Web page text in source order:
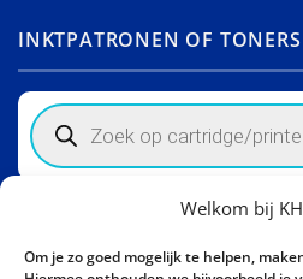
Welkom bij
Om je zo goed mogelijk te helpen,
INKTPATRONEN OF
Products
search
Activity Invest BV - KHL,